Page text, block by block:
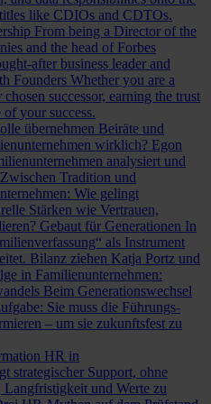
like CDIOs and CDTOs.
From being a Director of the
and the head of Forbes
after business leader and
Founders Whether you are a
successor, earning the trust
your success.
übernehmen Beiräte und
wirklich? Egon
analysiert und
Zwischen Tradition und
Wie gelingt
Stärken wie Vertrauen,
Gebaut für Generationen In
als Instrument
Bilanz ziehen Katja Portz und
in Familienunternehmen:
Beim Generationswechsel
Sie muss die Führungs-
– um sie zukunftsfest zu
HR in
strategischer Support, ohne
und Werte zu